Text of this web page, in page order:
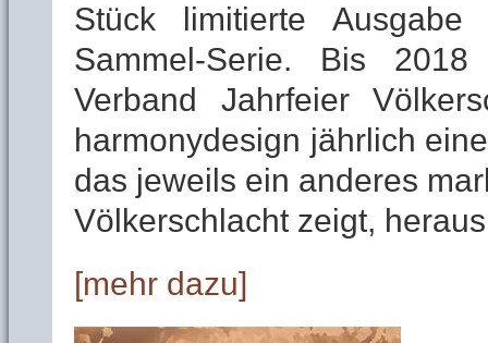
Stück limitierte Ausgabe
Sammel-Serie. Bis
Verband Jahrfeier
harmonydesign jährlich
das jeweils ein anderes
Völkerschlacht zeigt,
[mehr dazu]